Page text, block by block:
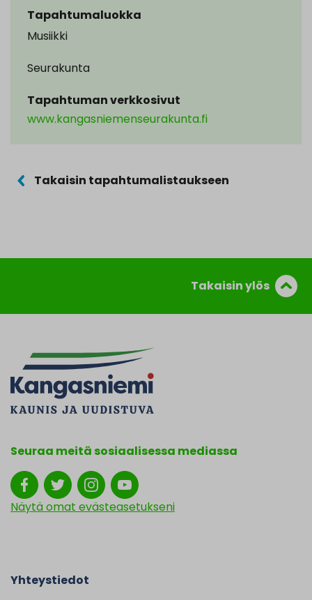
Tapahtumaluokka
Musiikki
Seurakunta
Tapahtuman verkkosivut
www.kangasniemenseurakunta.fi
Takaisin tapahtumalistaukseen
Takaisin ylös
Seuraa meitä sosiaalisessa mediassa
Näytä omat evästeasetukseni
Yhteystiedot